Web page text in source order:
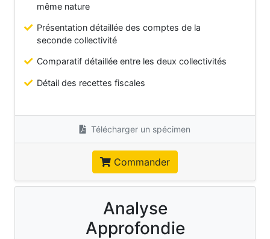
même nature
Présentation détaillée des comptes de la
seconde collectivité
Comparatif détaillée entre les deux collectivités
Détail des recettes fiscales
Télécharger un spécimen
Commander
Analyse
Approfondie